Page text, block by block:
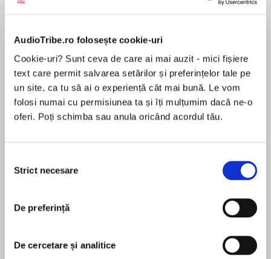
AudioTribe.ro folosește cookie-uri
Cookie-uri? Sunt ceva de care ai mai auzit - mici fișiere
text care permit salvarea setărilor și preferințelor tale pe
un site, ca tu să ai o experiență cât mai bună. Le vom
folosi numai cu permisiunea ta și îți mulțumim dacă ne-o
oferi. Poți schimba sau anula oricând acordul tău.
consimțământului
Strict necesare
De preferință
De cercetare și analitice
de...
Dani Francis
la...
Lauren Weisberger
Desprecarte
puterii, influenței și relațiilor interumane. Cartea
adresează comportamentele și deciziile care
a celor din jur. Greene își bazează lecțiile pe
exemple din istorie și pe comportamentele
Unul dintre conceptele centrale din "Succes și
MAI MULT
În acest moment nu există recenzii